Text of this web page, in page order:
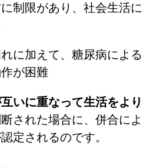
制限があり、社会生活に
に加えて、糖尿病による
が困難
いに重なって生活をより
された場合に、併合によ
定されるのです。